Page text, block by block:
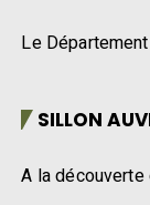
Le
SILLON
A la